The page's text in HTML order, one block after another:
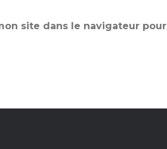
site dans le navigateur pour